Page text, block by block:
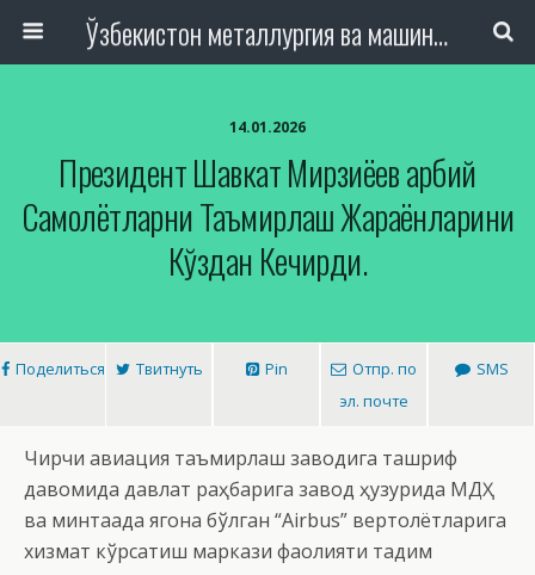
Ўзбекистон металлургия ва машинасозлик саноати тармоқлари ходимлари касаба уюшмаси Республика Кенгаши
14.01.2026
Президент Шавкат Мирзиёев Ҳарбий
Самолётларни Таъмирлаш Жараёнларини
Кўздан Кечирди.
Поделиться Твитнуть Pin
Отпр. по
эл. почте
SMS
Чирчиқ авиация таъмирлаш заводига ташриф
давомида давлат раҳбарига завод ҳузурида МДҲ
ва минтақада ягона бўлган “Airbus” вертолётларига
хизмат кўрсатиш маркази фаолияти тақдим